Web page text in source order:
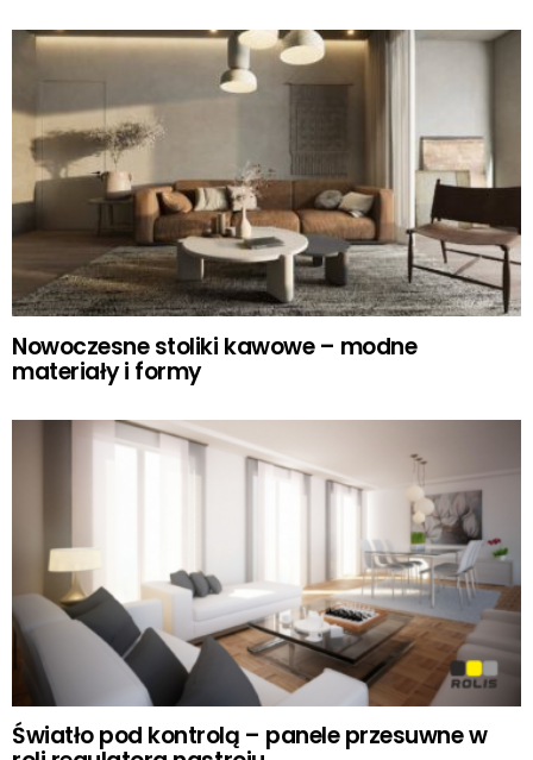
Nowoczesne stoliki kawowe – modne
materiały i formy
Światło pod kontrolą – panele przesuwne w